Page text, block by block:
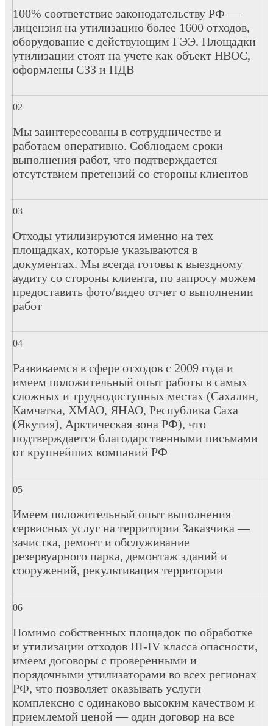
100% соответствие законодательству РФ —
лицензия на утилизацию более 1600 отходов,
оборудование с действующим ГЭЭ. Площадки
утилизации стоят на учете как объект НВОС,
оформлены СЗЗ и ПДВ
Мы заинтересованы в сотрудничестве и
работаем оперативно. Соблюдаем сроки
выполнения работ, что подтверждается
отсутствием претензий со стороны клиентов
Отходы утилизируются именно на тех
площадках, которые указываются в
документах. Мы всегда готовы к выездному
аудиту со стороны клиента, по запросу можем
предоставить фото/видео отчет о выполнении
работ
Развиваемся в сфере отходов с 2009 года и
имеем положительный опыт работы в самых
сложных и труднодоступных местах (Сахалин,
Камчатка, ХМАО, ЯНАО, Республика Саха
(Якутия), Арктическая зона РФ), что
подтверждается благодарственными письмами
от крупнейших компаний РФ
Имеем положительный опыт выполнения
сервисных услуг на территории Заказчика —
зачистка, ремонт и обслуживание
резервуарного парка, демонтаж зданий и
сооружений, рекультивация территории
Помимо собственных площадок по обработке
и утилизации отходов III-IV класса опасности,
имеем договоры с проверенными и
порядочными утилизаторами во всех регионах
РФ, что позволяет оказывать услуги
комплексно с одинаково высоким качеством и
приемлемой ценой — один договор на все